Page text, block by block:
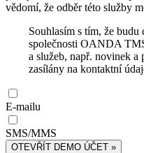
vědomí, že odběr této služby
Souhlasím s tím, že budu
společnosti OANDA
a služeb, např. novinek a
zasílány na kontaktní
E-mailu
SMS/MMS
OTEVŘÍT DEMO ÚČET »